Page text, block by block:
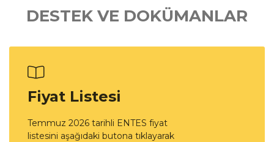
DESTEK VE DOKÜMANLAR
Fiyat Listesi
Temmuz 2026 tarihli ENTES fiyat
listesini aşağıdaki butona tıklayarak